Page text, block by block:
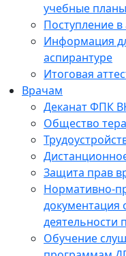
учебные планы
Поступление
Информация
аспирантуре
Итоговая
Врачам
Деканат ФПК
Общество
Защита прав
Нормативно-
документация
Обучение